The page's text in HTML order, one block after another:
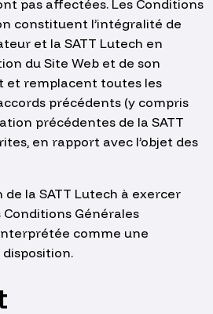
pas affectées. Les Conditions
constituent l’intégralité de
et la SATT Lutech en
du Site Web et de son
et remplacent toutes les
précédents (y compris
précédentes de la SATT
en rapport avec l’objet des
la SATT Lutech à exercer
Générales
comme une